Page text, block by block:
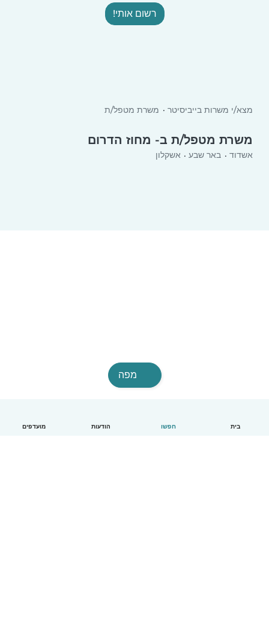
בית חפשו הודעות מועדפים
רשום אותי!
מצא/י משרות בייביסיטר משרת מטפל/ת
משרת מטפל/ת ב- מחוז הדרום
אשדוד באר שבע אשקלון
מפה